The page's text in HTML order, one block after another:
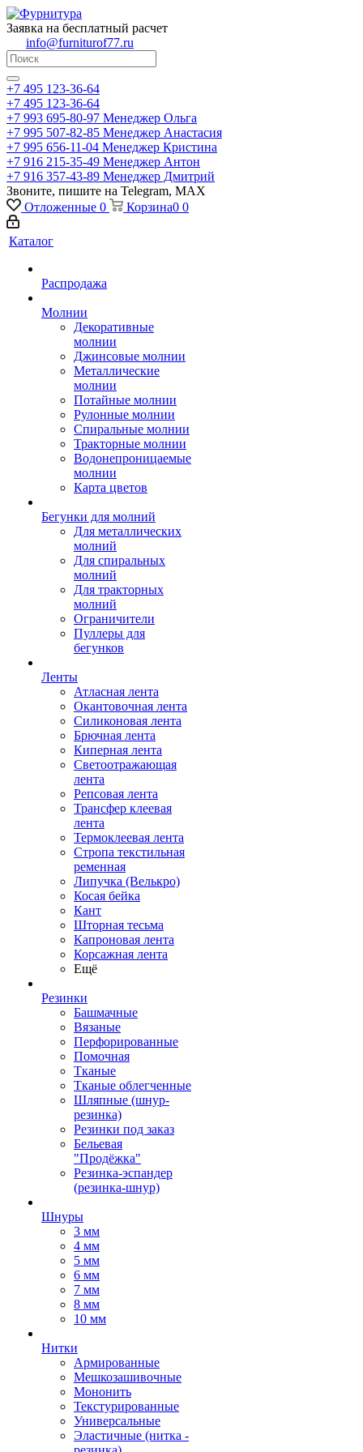
Заявка на бесплатный расчет
info@furniturof77.ru
+7 495 123-36-64
+7 495 123-36-64
+7 993 695-80-97 Менеджер Ольга
+7 995 507-82-85 Менеджер Анастасия
+7 995 656-11-04 Менеджер Кристина
+7 916 215-35-49 Менеджер Антон
+7 916 357-43-89 Менеджер Дмитрий
Звоните, пишите на Telegram, MAX
Отложенные 0 Корзина0 0
Каталог
Распродажа
Молнии
Декоративные
молнии
Джинсовые молнии
Металлические
молнии
Потайные молнии
Рулонные молнии
Спиральные молнии
Тракторные молнии
Водонепроницаемые
молнии
Карта цветов
Бегунки для молний
Для металлических
молний
Для спиральных
молний
Для тракторных
молний
Ограничители
Пуллеры для
бегунков
Ленты
Атласная лента
Окантовочная лента
Силиконовая лента
Брючная лента
Киперная лента
Светоотражающая
лента
Репсовая лента
Трансфер клеевая
лента
Термоклеевая лента
Стропа текстильная
ременная
Липучка (Велькро)
Косая бейка
Кант
Шторная тесьма
Капроновая лента
Корсажная лента
Ещё
Резинки
Башмачные
Вязаные
Перфорированные
Помочная
Тканые
Тканые облегченные
Шляпные (шнур-
резинка)
Резинки под заказ
Бельевая
"Продёжка"
Резинка-эспандер
(резинка-шнур)
Шнуры
3 мм
4 мм
5 мм
6 мм
7 мм
8 мм
10 мм
Нитки
Армированные
Мешкозашивочные
Мононить
Текстурированные
Универсальные
Эластичные (нитка -